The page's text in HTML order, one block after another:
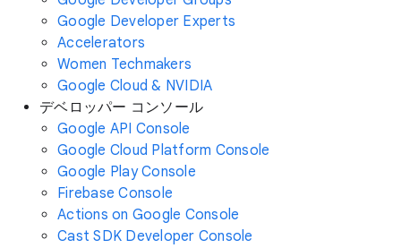
Google Developer Experts
Accelerators
Women Techmakers
Google Cloud & NVIDIA
デベロッパー コンソール
Google API Console
Google Cloud Platform Console
Google Play Console
Firebase Console
Actions on Google Console
Cast SDK Developer Console